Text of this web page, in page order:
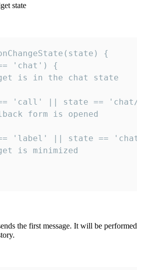
state
{
'chat') {
is in the chat state
'call' || state ==
form is opened
'label' || state ==
is minimized
the first message. It will be performed